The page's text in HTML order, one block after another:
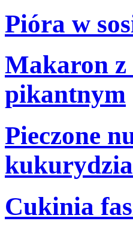
Pióra w
Makaron z
pikantnym
Pieczone
Cukinia